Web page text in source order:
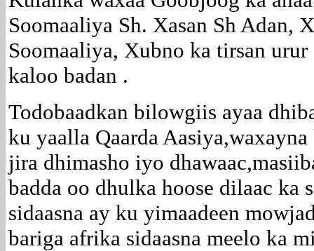
Soomaaliya Sh. Xasan Sh Adan,
Soomaaliya, Xubno ka tirsan
kaloo badan .
Todobaadkan bilowgiis ayaa
ku yaalla Qaarda
jira dhimasho iyo
badda oo dhulka hoose dilaac ka
sidaasna ay ku yimaadeen
bariga afrika sidaasna meelo ka